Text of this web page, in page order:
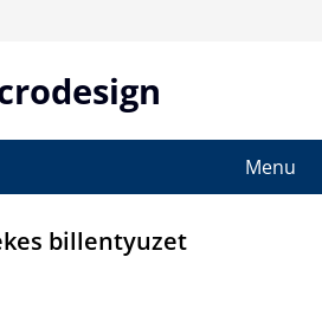
Menu
billentyuzet